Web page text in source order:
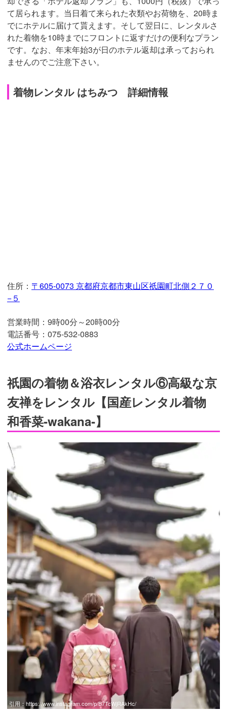
て居られます。当日着て来られた衣類やお荷物を、20時ま
でにホテルに届けて貰えます。そして翌日に、レンタルさ
れた着物を10時までにフロントに返すだけの便利なプラン
です。なお、年末年始3が日のホテル返却は承っておられ
ませんのでご注意下さい。
着物レンタル はちみつ 詳細情報
住所： 〒605-0073 京都府京都市東山区祇園町北側２７０
−５
営業時間：9時00分～20時00分
電話番号：075-532-0883
公式ホームページ
祇園の着物＆浴衣レンタル⑥高級な京
友禅をレンタル【国産レンタル着物
和香菜‐wakana‐】
引用：https://www.instagram.com/p/B7TcWjRAkHc/